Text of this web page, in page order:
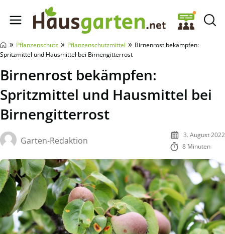
Hausgarten.net
» Pflanzenschutz » Pflanzenschutzmittel » Birnenrost bekämpfen:
Spritzmittel und Hausmittel bei Birnengitterrost
Birnenrost bekämpfen:
Spritzmittel und Hausmittel bei
Birnengitterrost
Garten-Redaktion
3. August 2022
8 Minuten